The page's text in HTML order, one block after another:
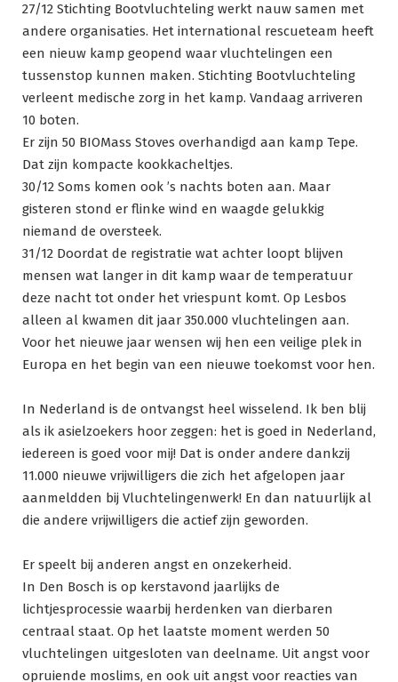
27/12 Stichting Bootvluchteling werkt nauw samen met
andere organisaties. Het international rescueteam heeft
een nieuw kamp geopend waar vluchtelingen een
tussenstop kunnen maken. Stichting Bootvluchteling
verleent medische zorg in het kamp. Vandaag arriveren
10 boten.
Er zijn 50 BIOMass Stoves overhandigd aan kamp Tepe.
Dat zijn kompacte kookkacheltjes.
30/12 Soms komen ook ’s nachts boten aan. Maar
gisteren stond er flinke wind en waagde gelukkig
niemand de oversteek.
31/12 Doordat de registratie wat achter loopt blijven
mensen wat langer in dit kamp waar de temperatuur
deze nacht tot onder het vriespunt komt. Op Lesbos
alleen al kwamen dit jaar 350.000 vluchtelingen aan.
Voor het nieuwe jaar wensen wij hen een veilige plek in
Europa en het begin van een nieuwe toekomst voor hen.
In Nederland is de ontvangst heel wisselend. Ik ben blij
als ik asielzoekers hoor zeggen: het is goed in Nederland,
iedereen is goed voor mij! Dat is onder andere dankzij
11.000 nieuwe vrijwilligers die zich het afgelopen jaar
aanmeldden bij Vluchtelingenwerk! En dan natuurlijk al
die andere vrijwilligers die actief zijn geworden.
Er speelt bij anderen angst en onzekerheid.
In Den Bosch is op kerstavond jaarlijks de
lichtjesprocessie waarbij herdenken van dierbaren
centraal staat. Op het laatste moment werden 50
vluchtelingen uitgesloten van deelname. Uit angst voor
opruiende moslims, en ook uit angst voor reacties van